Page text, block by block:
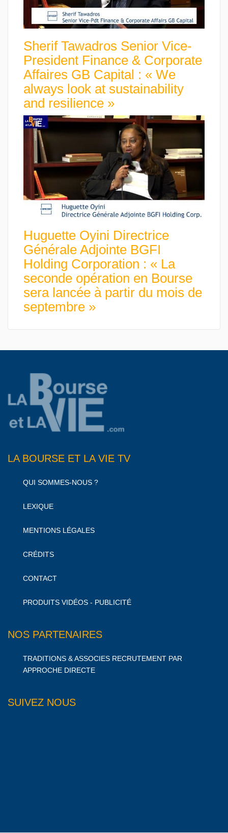
Sherif Tawadros Senior Vice-
President Finance & Corporate
Affaires GB Capital : « We
always look at sustainability
and resilience »
Huguette Oyini Directrice
Générale Adjointe BGFI
Holding Corporation : « La
seconde opération en Bourse
sera lancée à partir du mois de
septembre »
LA BOURSE ET LA VIE TV
QUI SOMMES-NOUS ?
LEXIQUE
MENTIONS LÉGALES
CRÉDITS
CONTACT
PRODUITS VIDÉOS - PUBLICITÉ
NOS PARTENAIRES
TRADITIONS & ASSOCIES RECRUTEMENT PAR
APPROCHE DIRECTE
SUIVEZ NOUS